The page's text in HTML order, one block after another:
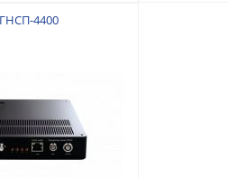
ГНСП-4400